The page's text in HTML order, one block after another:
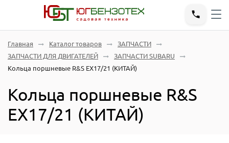
Главная Каталог товаров
ЗАПЧАСТИ
ЗАПЧАСТИ ДЛЯ ДВИГАТЕЛЕЙ
ЗАПЧАСТИ SUBARU
Кольца поршневые R&S EX17/21 (КИТАЙ)
Кольца поршневые R&S
EX17/21 (КИТАЙ)